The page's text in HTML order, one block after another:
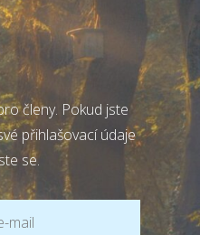
členy. Pokud jste
přihlašovací údaje
se.